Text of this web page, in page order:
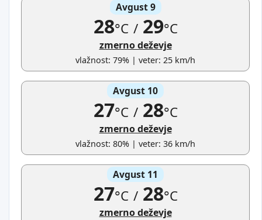
Avgust 9
28°C /29°C
zmerno deževje
vlažnost: 79% | veter: 25 km/h
Avgust 10
27°C /28°C
zmerno deževje
vlažnost: 80% | veter: 36 km/h
Avgust 11
27°C /28°C
zmerno deževje